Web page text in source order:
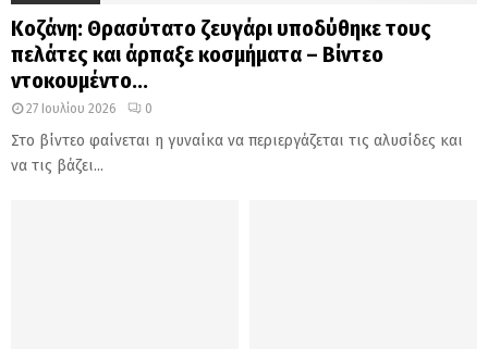
Κοζάνη: Θρασύτατο ζευγάρι υποδύθηκε τους
πελάτες και άρπαξε κοσμήματα – Βίντεο
ντοκουμέντο...
27 Ιουλίου 2026 0
Στο βίντεο φαίνεται η γυναίκα να περιεργάζεται τις αλυσίδες και
να τις βάζει...